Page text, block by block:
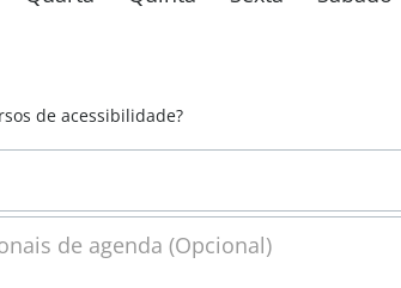
de acessibilidade?
de agenda (Opcional)